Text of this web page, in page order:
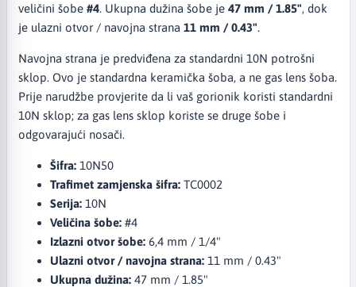
veličini šobe #4. Ukupna dužina šobe je 47 mm / 1.85", dok
je ulazni otvor / navojna strana 11 mm / 0.43".
Navojna strana je predviđena za standardni 10N potrošni
sklop. Ovo je standardna keramička šoba, a ne gas lens šoba.
Prije narudžbe provjerite da li vaš gorionik koristi standardni
10N sklop; za gas lens sklop koriste se druge šobe i
odgovarajući nosači.
Šifra:10N50
Trafimet zamjenska šifra:TC0002
Serija:10N
Veličina šobe:#4
Izlazni otvor šobe:6,4 mm / 1/4"
Ulazni otvor / navojna strana:11 mm / 0.43"
Ukupna dužina:47 mm / 1.85"